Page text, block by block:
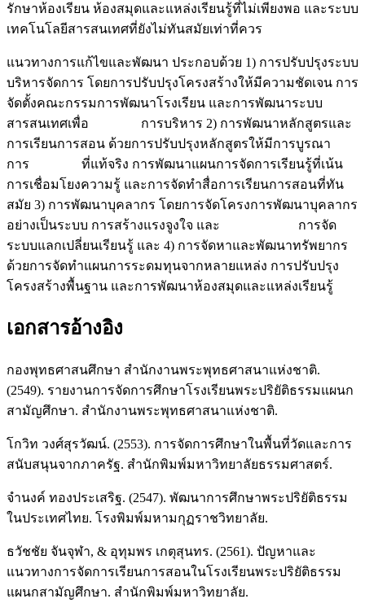
รักษาห้องเรียน ห้องสมุดและแหล่งเรียนรู้ที่ไม่เพียงพอ และระบบ
เทคโนโลยีสารสนเทศที่ยังไม่ทันสมัยเท่าที่ควร
แนวทางการแก้ไขและพัฒนา ประกอบด้วย 1) การปรับปรุงระบบ
บริหารจัดการ โดยการปรับปรุงโครงสร้างให้มีความชัดเจน การ
จัดตั้งคณะกรรมการพัฒนาโรงเรียน และการพัฒนาระบบ
สารสนเทศเพื่อ การบริหาร 2) การพัฒนาหลักสูตรและ
การเรียนการสอน ด้วยการปรับปรุงหลักสูตรให้มีการบูรณา
การ ที่แท้จริง การพัฒนาแผนการจัดการเรียนรู้ที่เน้น
การเชื่อมโยงความรู้ และการจัดทำสื่อการเรียนการสอนที่ทัน
สมัย 3) การพัฒนาบุคลากร โดยการจัดโครงการพัฒนาบุคลากร
อย่างเป็นระบบ การสร้างแรงจูงใจ และ การจัด
ระบบแลกเปลี่ยนเรียนรู้ และ 4) การจัดหาและพัฒนาทรัพยากร
ด้วยการจัดทำแผนการระดมทุนจากหลายแหล่ง การปรับปรุง
โครงสร้างพื้นฐาน และการพัฒนาห้องสมุดและแหล่งเรียนรู้
เอกสารอ้างอิง
กองพุทธศาสนศึกษา สำนักงานพระพุทธศาสนาแห่งชาติ.
(2549). รายงานการจัดการศึกษาโรงเรียนพระปริยัติธรรมแผนก
สามัญศึกษา. สำนักงานพระพุทธศาสนาแห่งชาติ.
โกวิท วงศ์สุรวัฒน์. (2553). การจัดการศึกษาในพื้นที่วัดและการ
สนับสนุนจากภาครัฐ. สำนักพิมพ์มหาวิทยาลัยธรรมศาสตร์.
จำนงค์ ทองประเสริฐ. (2547). พัฒนาการศึกษาพระปริยัติธรรม
ในประเทศไทย. โรงพิมพ์มหามกุฏราชวิทยาลัย.
ธวัชชัย จันจุฬา, & อุทุมพร เกตุสุนทร. (2561). ปัญหาและ
แนวทางการจัดการเรียนการสอนในโรงเรียนพระปริยัติธรรม
แผนกสามัญศึกษา. สำนักพิมพ์มหาวิทยาลัย.